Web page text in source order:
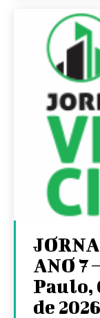
ANO 7
Paulo,
de 2026